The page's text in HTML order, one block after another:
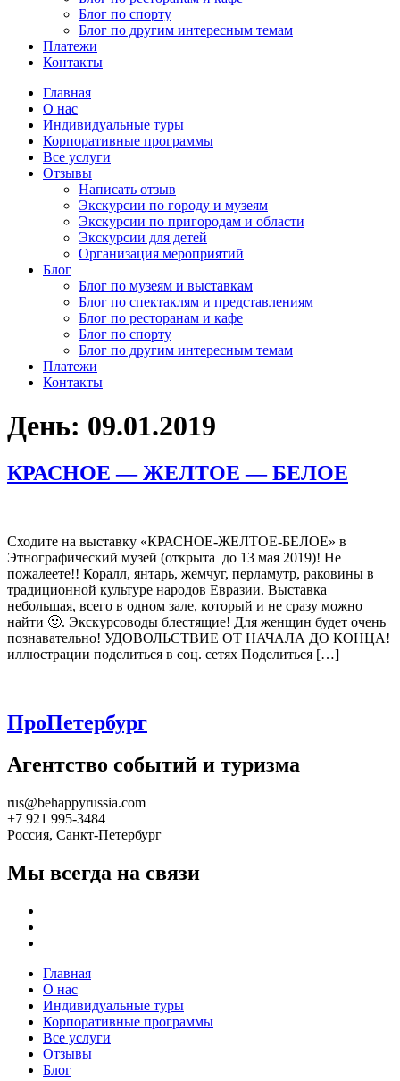
Блог по спорту
Блог по другим интересным темам
Платежи
Контакты
Главная
О нас
Индивидуальные туры
Корпоративные программы
Все услуги
Отзывы
Написать отзыв
Экскурсии по городу и музеям
Экскурсии по пригородам и области
Экскурсии для детей
Организация мероприятий
Блог
Блог по музеям и выставкам
Блог по спектаклям и представлениям
Блог по ресторанам и кафе
Блог по спорту
Блог по другим интересным темам
Платежи
Контакты
День: 09.01.2019
КРАСНОЕ — ЖЕЛТОЕ — БЕЛОЕ
Сходите на выставку «КРАСНОЕ-ЖЕЛТОЕ-БЕЛОЕ» в
Этнографический музей (открыта до 13 мая 2019)! Не
пожалеете!! Коралл, янтарь, жемчуг, перламутр, раковины в
традиционной культуре народов Евразии. Выставка
небольшая, всего в одном зале, который и не сразу можно
найти 🙂. Экскурсоводы блестящие! Для женщин будет очень
познавательно! УДОВОЛЬСТВИЕ ОТ НАЧАЛА ДО КОНЦА!
иллюстрации поделиться в соц. сетях Поделиться […]
ПроПетербург
Агентство событий и туризма
rus@behappyrussia.com
+7 921 995-3484
Россия, Санкт-Петербург
Мы всегда на связи
Главная
О нас
Индивидуальные туры
Корпоративные программы
Все услуги
Отзывы
Блог